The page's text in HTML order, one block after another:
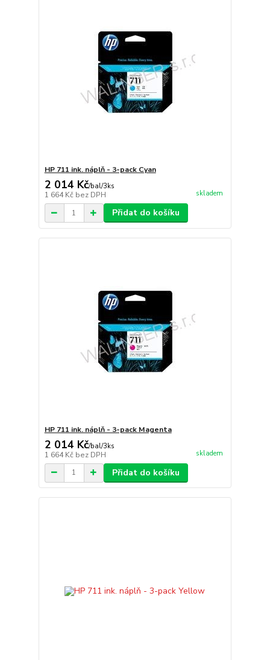
HP 711 ink. náplň - 3-pack Cyan
2 014 Kč/bal/3ks
1 664 Kč bez DPH skladem
Přidat do košíku
HP 711 ink. náplň - 3-pack Magenta
2 014 Kč/bal/3ks
1 664 Kč bez DPH skladem
Přidat do košíku